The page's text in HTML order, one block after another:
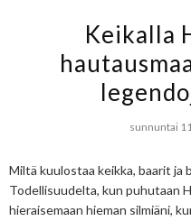
Keikalla
sunnuntai
Miltä kuulostaa keikka, baarit ja
Todellisuudelta, kun puhutaan
hieraisemaan hieman silmiäni,